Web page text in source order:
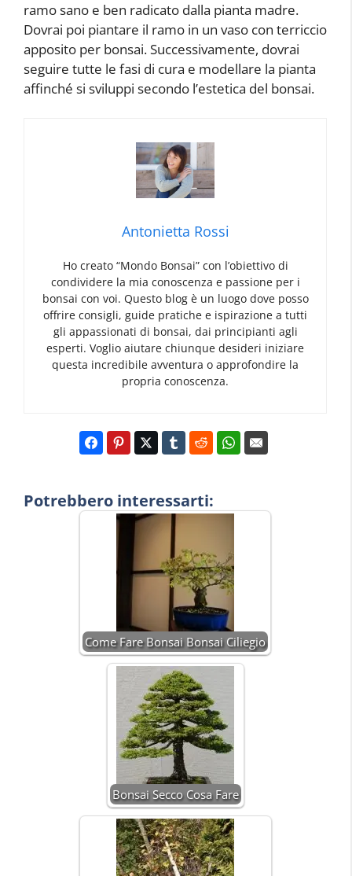
ramo sano e ben radicato dalla pianta madre.
Dovrai poi piantare il ramo in un vaso con terriccio
apposito per bonsai. Successivamente, dovrai
seguire tutte le fasi di cura e modellare la pianta
affinché si sviluppi secondo l’estetica del bonsai.
Antonietta Rossi
Ho creato “Mondo Bonsai” con l’obiettivo di
condividere la mia conoscenza e passione per i
bonsai con voi. Questo blog è un luogo dove posso
offrire consigli, guide pratiche e ispirazione a tutti
gli appassionati di bonsai, dai principianti agli
esperti. Voglio aiutare chiunque desideri iniziare
questa incredibile avventura o approfondire la
propria conoscenza.
Potrebbero interessarti:
Come Fare Bonsai Bonsai Ciliegio
Bonsai Secco Cosa Fare